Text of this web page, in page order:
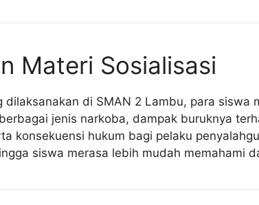
Materi Sosialisasi
dilaksanakan di SMAN 2 Lambu, para siswa
jenis narkoba, dampak buruknya
konsekuensi hukum bagi pelaku
siswa merasa lebih mudah memahami